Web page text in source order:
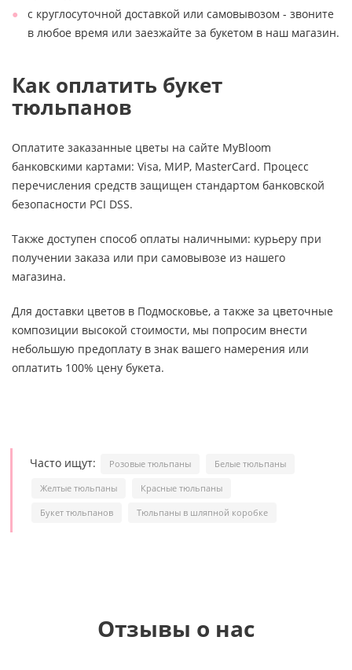
с круглосуточной доставкой или самовывозом - звоните
в любое время или заезжайте за букетом в наш магазин.
Как оплатить букет
тюльпанов
Оплатите заказанные цветы на сайте MyBloom
банковскими картами: Visa, МИР, MasterCard. Процесс
перечисления средств защищен стандартом банковской
безопасности PCI DSS.
Также доступен способ оплаты наличными: курьеру при
получении заказа или при самовывозе из нашего
магазина.
Для доставки цветов в Подмосковье, а также за цветочные
композиции высокой стоимости, мы попросим внести
небольшую предоплату в знак вашего намерения или
оплатить 100% цену букета.
Часто ищут: Розовые тюльпаны Белые тюльпаны
Желтые тюльпаны Красные тюльпаны
Букет тюльпанов Тюльпаны в шляпной коробке
Отзывы о нас